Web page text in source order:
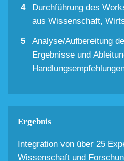
Durchführung des
aus Wissenschaft,
Analyse/Aufbereitung
Ergebnisse und
Ergebnis
Integration von über 25
Wissenschaft und